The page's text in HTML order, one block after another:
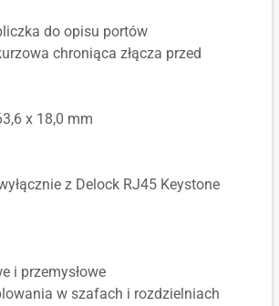
do opisu portów
chroniąca złącza przed
x 18,0 mm
z Delock RJ45 Keystone
i przemysłowe
w szafach i rozdzielniach